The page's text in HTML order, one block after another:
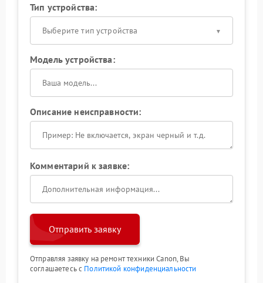
Тип устройства:
Выберите тип устройства
Модель устройства:
Описание неисправности:
Комментарий к заявке:
Отправить заявку
Отправляя заявку на ремонт техники Canon, Вы
соглашаетесь с Политикой конфиденциальности